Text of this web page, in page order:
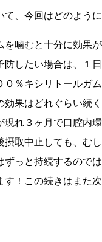
て、今回はどのように
を噛むと十分に効果が
したい場合は、１日
０％キシリトールガム
果はどれぐらい続く
現れ３ヶ月で口腔内環
摂取中止しても、むし
ずっと持続するのでは
す！この続きはまた次